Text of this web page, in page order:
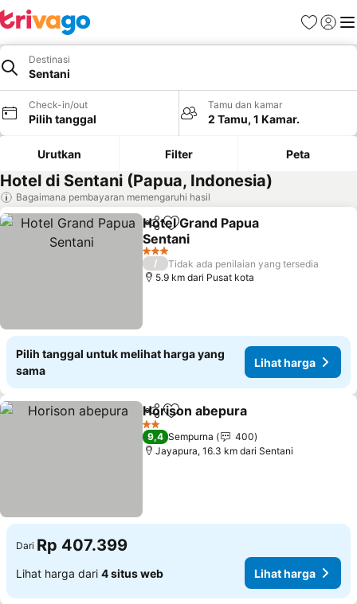
FavoritLogin
Destinasi
Sentani
Check-in/out
Pilih tanggal
Tamu dan kamar
2 Tamu, 1 Kamar.
Urutkan Filter Peta
Hotel di Sentani (Papua, Indonesia)
Bagaimana pembayaran memengaruhi hasil
BagikanTambahkan ke favorit
Hotel Grand Papua
Sentani
3 Bintang
/
Tidak ada penilaian yang tersedia
5.9 km dari Pusat kota
Pilih tanggal untuk melihat harga yang
sama
Lihat harga
BagikanTambahkan ke favorit
Horison abepura
2 Bintang
9,4 Sempurna
400
Jayapura, 16.3 km dari Sentani
Dari Rp 407.399
Lihat harga dari 4 situs web Lihat harga